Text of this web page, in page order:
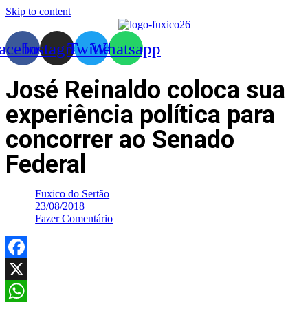
Skip to content
InstagramTwitterWhatsapp
José Reinaldo coloca sua
experiência política para
concorrer ao Senado
Federal
Fuxico do Sertão
23/08/2018
Fazer Comentário
Facebook
X